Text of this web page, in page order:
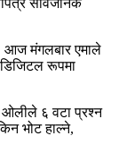
सार्वजनिक
आज मंगलबार एमाले
डिजिटल रूपमा
ओलीले ६ वटा प्रश्न
भोट हाल्ने,